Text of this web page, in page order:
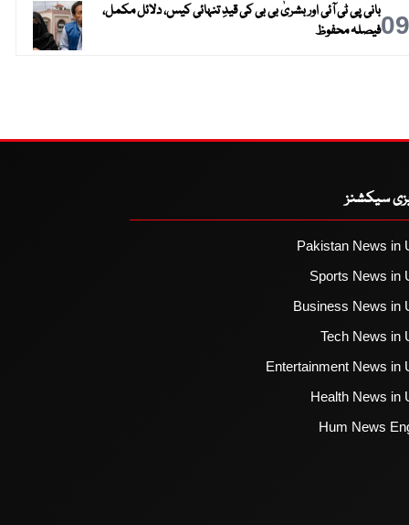
09بانی پی ٹی آئی اور بشریٰ بی بی کی قیدِ تنہائی کیس، دلائل مکمل،
فیصلہ محفوظ
سیکشنز
Pakistan News in
Sports News in
Business News in
Tech News in
Entertainment News in
Health News in
Hum News